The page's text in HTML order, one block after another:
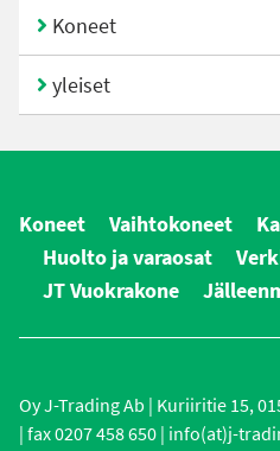
Koneet
yleiset
Koneet Vaihtokoneet
Huolto ja varaosat
JT Vuokrakone
Oy J-Trading Ab | Kuriiritie 15,
| fax 0207 458 650 | info(at)j-